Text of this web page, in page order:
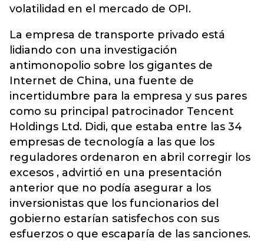
volatilidad en el mercado de OPI.
La empresa de transporte privado está
lidiando con una investigación
antimonopolio sobre los gigantes de
Internet de China, una fuente de
incertidumbre para la empresa y sus pares
como su principal patrocinador Tencent
Holdings Ltd. Didi, que estaba entre las 34
empresas de tecnología a las que los
reguladores ordenaron en abril corregir los
excesos , advirtió en una presentación
anterior que no podía asegurar a los
inversionistas que los funcionarios del
gobierno estarían satisfechos con sus
esfuerzos o que escaparía de las sanciones.